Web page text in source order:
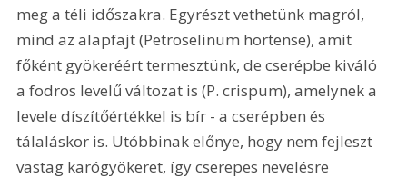
meg a téli időszakra. Egyrészt vethetünk magról,
mind az alapfajt (Petroselinum hortense), amit
főként gyökeréért termesztünk, de cserépbe kiváló
a fodros levelű változat is (P. crispum), amelynek a
levele díszítőértékkel is bír - a cserépben és
tálaláskor is. Utóbbinak előnye, hogy nem fejleszt
vastag karógyökeret, így cserepes nevelésre